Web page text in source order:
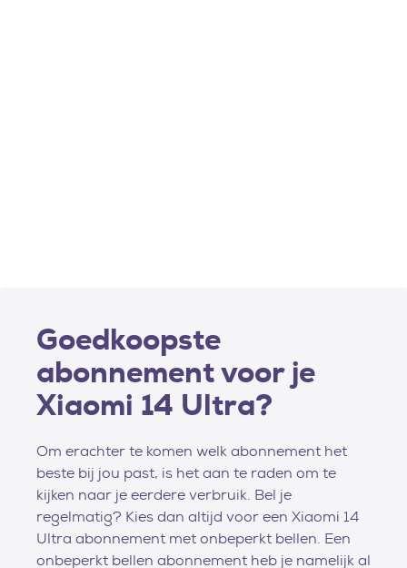
Goedkoopste
abonnement voor je
Xiaomi 14 Ultra?
Om erachter te komen welk abonnement het
beste bij jou past, is het aan te raden om te
kijken naar je eerdere verbruik. Bel je
regelmatig? Kies dan altijd voor een Xiaomi 14
Ultra abonnement met onbeperkt bellen. Een
onbeperkt bellen abonnement heb je namelijk al